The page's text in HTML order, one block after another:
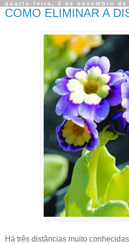
quarta-feira, 3 de novembro de
COMO ELIMINAR A
Há três distâncias muito